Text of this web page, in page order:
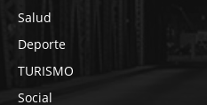
Salud
Deporte
TURISMO
Social